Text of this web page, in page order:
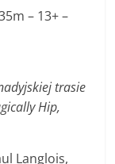
– 13+ –
trasie
Hip,
Langlois,